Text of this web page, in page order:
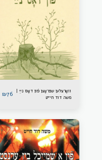
וואָרצלען שפּראָצן פֿון דאָס נײַ |
משה דוד חייט
₪76